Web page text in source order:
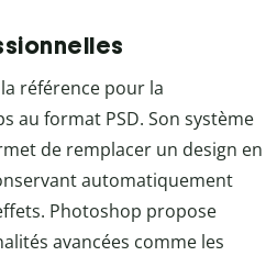
référence pour la
au format PSD. Son système
de remplacer un design en
automatiquement
Photoshop propose
avancées comme les